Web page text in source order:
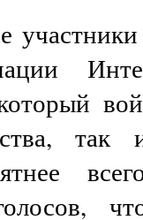
участники
так